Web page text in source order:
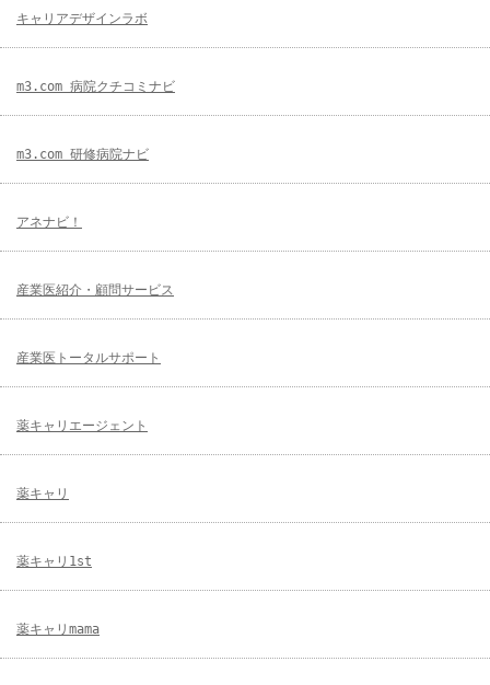
キャリアデザインラボ
m3.com 病院クチコミナビ
m3.com 研修病院ナビ
アネナビ！
産業医紹介・顧問サービス
産業医トータルサポート
薬キャリエージェント
薬キャリ
薬キャリ1st
薬キャリmama